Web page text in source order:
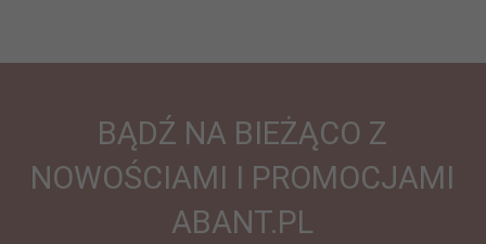
BĄDŹ NA BIEŻĄCO Z
NOWOŚCIAMI I PROMOCJAMI
ABANT.PL